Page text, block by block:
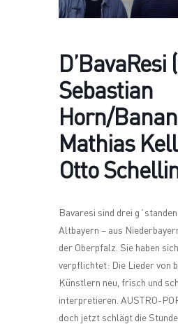
D’BavaResi
Sebastian
Horn/
Mathias
Otto
Bavaresi sind drei
Altbayern – aus
der Oberpfalz. Sie haben
verpflichtet: Die Lieder von
Künstlern neu, frisch und
interpretieren. AUSTRO-
doch jetzt schlägt die